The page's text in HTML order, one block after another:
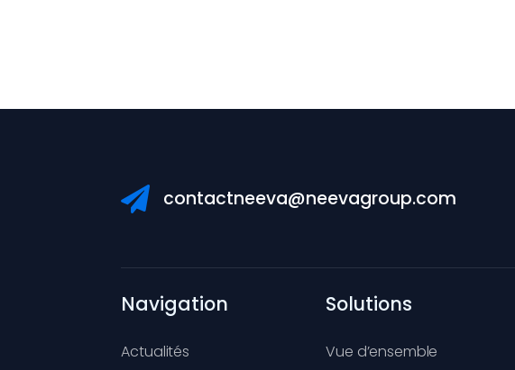
 contactneeva@neevagroup.com
Navigation
Actualités
Solutions
Vue d’ensemble